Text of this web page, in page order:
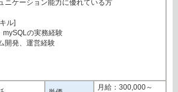
ニケーション能力に優れている方
ル]
mySQLの実務経験
開発、運営経験
月給：300,000～